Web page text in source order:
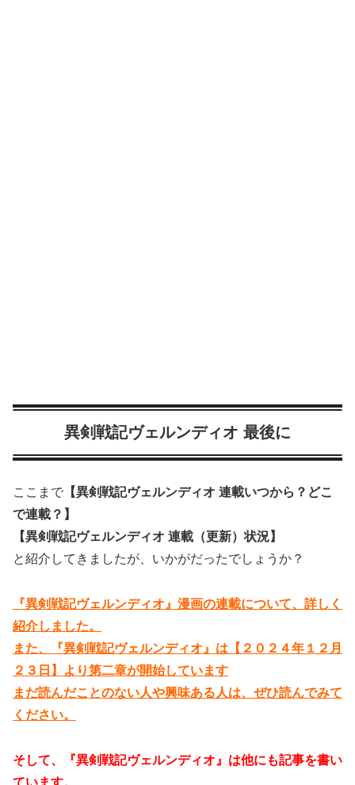
異剣戦記ヴェルンディオ 最後に
ここまで 【異剣戦記ヴェルンディオ 連載いつから？どこ
で連載？】
【異剣戦記ヴェルンディオ 連載（更新）状況】
と紹介してきましたが、いかがだったでしょうか？
『異剣戦記ヴェルンディオ』漫画の連載について、詳しく
紹介しました。
また、『異剣戦記ヴェルンディオ』は【２０２４年１２月
２３日】より第二章が開始しています
まだ読んだことのない人や興味ある人は、ぜひ読んでみて
ください。
そして、『異剣戦記ヴェルンディオ』は他にも記事を書い
ています。